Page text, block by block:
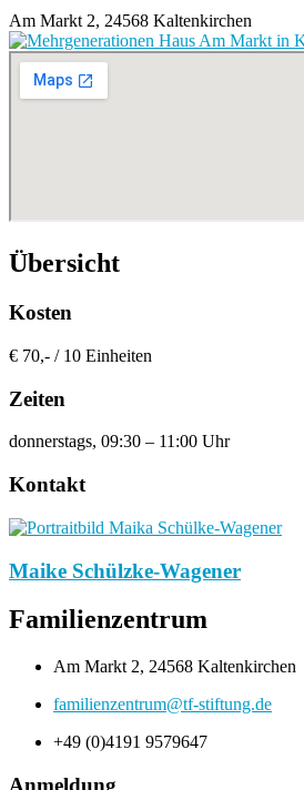
Am Markt 2, 24568 Kaltenkirchen
Übersicht
Kosten
€ 70,- / 10 Einheiten
Zeiten
donnerstags, 09:30 – 11:00 Uhr
Kontakt
Maike Schülzke-Wagener
Familienzentrum
Am Markt 2, 24568 Kaltenkirchen
familienzentrum@tf-stiftung.de
+49 (0)4191 9579647
Anmeldung